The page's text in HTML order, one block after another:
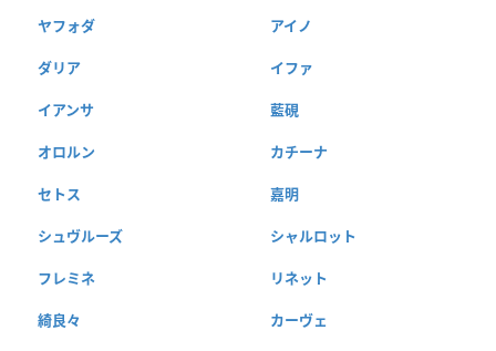
ヤフォダ アイノ
ダリア イファ
イアンサ 藍硯
オロルン カチーナ
セトス 嘉明
シュヴルーズ シャルロット
フレミネ リネット
綺良々 カーヴェ